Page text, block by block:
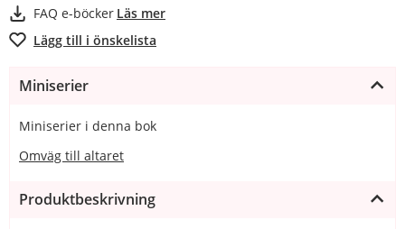
FAQ e-böcker Läs mer
Lägg till i önskelista
Miniserier
Miniserier i denna bok
Omväg till altaret
Produktbeskrivning